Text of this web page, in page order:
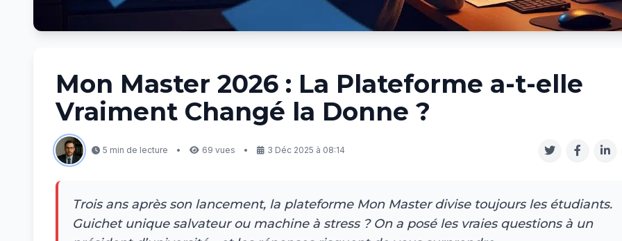
Mon Master 2026 : La Plateforme a-t-elle
Vraiment Changé la Donne ?
5 min de lecture • 69 vues • 3 Déc 2025 à 08:14
Trois ans après son lancement, la plateforme Mon Master divise toujours les étudiants.
Guichet unique salvateur ou machine à stress ? On a posé les vraies questions à un